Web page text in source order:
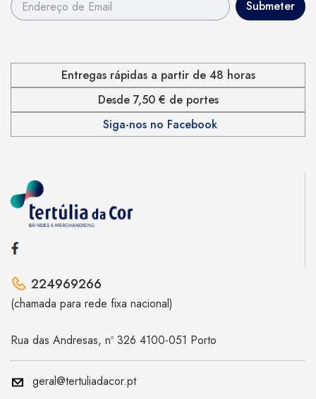
Entregas rápidas a partir de 48 horas
Desde 7,50 € de portes
Siga-nos no Facebook
224969266
(chamada para rede fixa nacional)
Rua das Andresas, nº 326 4100-051 Porto
geral@tertuliadacor.pt